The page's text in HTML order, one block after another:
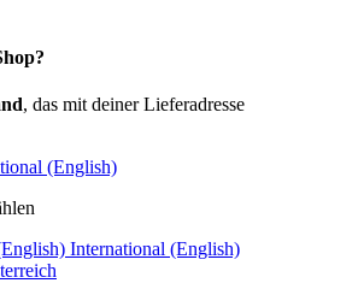
, das mit deiner Lieferadresse
(English)
International (English)